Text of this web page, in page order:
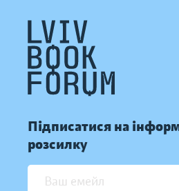
Підписатися на
розсилку